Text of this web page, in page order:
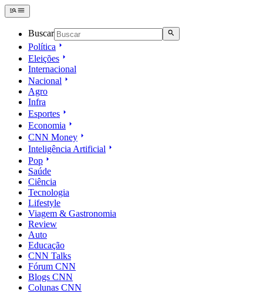
Buscar
Política
Eleições
Internacional
Nacional
Agro
Infra
Esportes
Economia
CNN Money
Inteligência Artificial
Pop
Saúde
Ciência
Tecnologia
Lifestyle
Viagem & Gastronomia
Review
Auto
Educação
CNN Talks
Fórum CNN
Blogs CNN
Colunas CNN